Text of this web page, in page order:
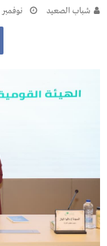
شباب الصعيد نوفمبر 25, 2025